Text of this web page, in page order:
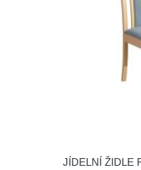
JÍDELNÍ ŽIDLE